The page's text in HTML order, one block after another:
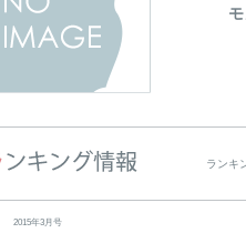
ランキ
2015年3月号